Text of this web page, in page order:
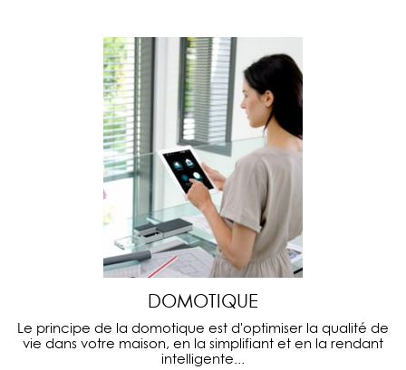
DOMOTIQUE
Le principe de la domotique est d'optimiser la qualité de
vie dans votre maison, en la simplifiant et en la rendant
intelligente...